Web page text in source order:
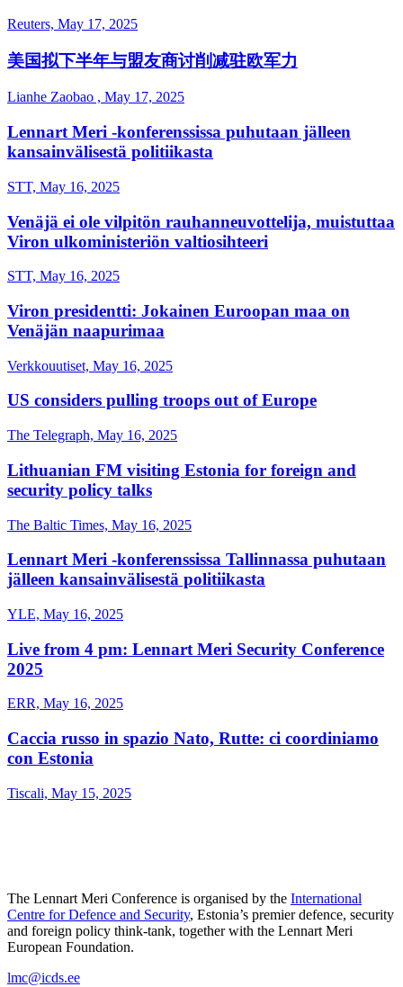
Reuters, May 17, 2025
美国拟下半年与盟友商讨削减驻欧军力
Lianhe Zaobao , May 17, 2025
Lennart Meri -​konferenssissa puhutaan jälleen
kansainvälisestä politiikasta
STT, May 16, 2025
Venäjä ei ole vilpitön rauhanneuvottelija, muistuttaa
Viron ulkoministeriön valtiosihteeri
STT, May 16, 2025
Viron presidentti: Jokainen Euroopan maa on
Venäjän naapurimaa
Verkkouutiset, May 16, 2025
US considers pulling troops out of Europe
The Telegraph, May 16, 2025
Lithuanian FM visiting Estonia for foreign and
security policy talks
The Baltic Times, May 16, 2025
Lennart Meri -konferenssissa Tallinnassa puhutaan
jälleen kansainvälisestä politiikasta
YLE, May 16, 2025
Live from 4 pm: Lennart Meri Security Conference
2025
ERR, May 16, 2025
Caccia russo in spazio Nato, Rutte: ci coordiniamo
con Estonia
Tiscali, May 15, 2025
The Lennart Meri Conference is organised by the International
Centre for Defence and Security, Estonia’s premier defence, security
and foreign policy think-tank, together with the Lennart Meri
European Foundation.
lmc@icds.ee